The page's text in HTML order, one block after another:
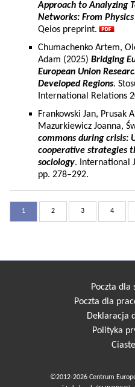
Approach to Analyzing
Networks: From
Qeios preprint.
Chumachenko Artem,
Adam (2025) Bridging
European Union
Developed Regions.
International Relations
Frankowski Jan, Prusak
Mazurkiewicz Joanna,
commons during crisis:
cooperative strategies
sociology. International
pp. 278–292.
1 2 3 4
Poczta dla
Poczta dla
Deklaracja
Polityka
©2012-2026 Centrum